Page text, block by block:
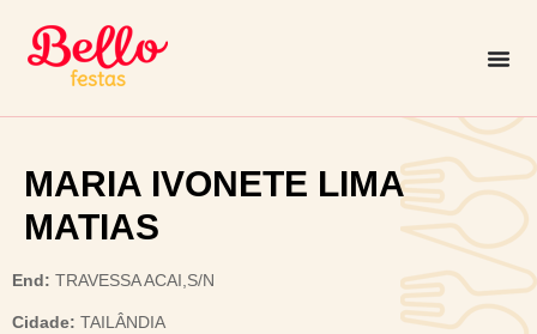
MARIA IVONETE LIMA
MATIAS
End: TRAVESSA ACAI,S/N
Cidade: TAILÂNDIA